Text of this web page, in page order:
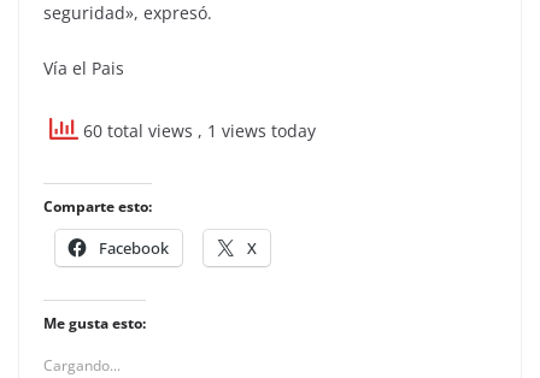
seguridad», expresó.
Vía el Pais
60 total views , 1 views today
Comparte esto:
Facebook X
Me gusta esto:
Cargando...